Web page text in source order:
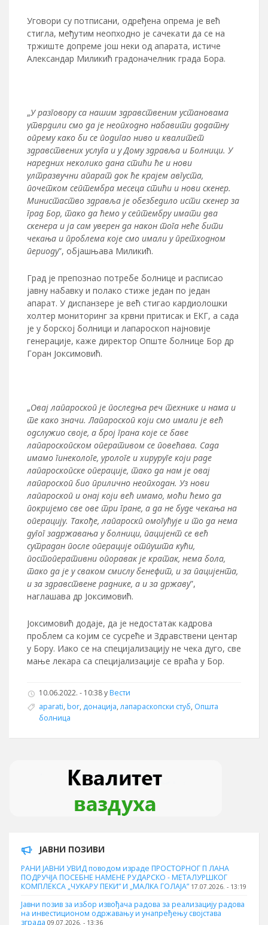
Уговори су потписани, одређена опрема је већ
стигла, међутим неопходно је сачекати да се на
тржиште допреме још неки од апарата, истиче
Александар Миликић градоначелник града Бора.
„У разговору са нашим здравственим установама
утврдили смо да је неопходно набавити додатну
опрему како би се подигао ниво и квалитет
здравствених услуга и у Дому здравља и Болници. У
наредних неколико дана стићи ће и нови
ултразвучни апарат док ће крајем августа,
почетком септембра месеца стићи и нови скенер.
Министаство здравља је обезбедило исти скенер за
град Бор, тако да ћемо у септембру имати два
скенера и ја сам уверен да након тога неће бити
чекања и проблема које смо имали у претходном
периоду”, објашњава Миликић.
Град је препознао потребе болнице и расписао
јавну набавку и полако стиже један по један
апарат. У диспанзере је већ стигао кардиолошки
холтер мониторинг за крвни притисак и ЕКГ, а сада
је у борској болници и лапароскоп најновије
генерације, каже директор Опште болнице Бор др
Горан Јоксимовић.
„Овај лапароскоп је последња реч технике и нама и
те како значи. Лапароскоп који смо имали је већ
одслужио своје, а број грана које се баве
лапароскопском оперативом се повећава. Сада
имамо гинекологе, урологе и хируруге који раде
лапароскопске операције, тако да нам је овај
лапароскоп био прилично неопходан. Уз нови
лапароскоп и онај који већ имамо, моћи ћемо да
покријемо све ове три гране, а да не буде чекања на
операцију. Такође, лапароскп омогућује и то да нема
дугог задржавања у болници, пацијент се већ
сутрадан после операције отпушта кући,
постоперативни опоравак је кратак, нема бола,
тако да је у сваком смислу бенефит, и за пацијента,
и за здравствене раднике, а и за државу”,
наглашава др Јоксимовић.
Јоксимовић додаје, да је недостатак кадрова
проблем са којим се сусреће и Здравствени центар
у Бору. Иако се на специјализацију не чека дуго, све
мање лекара са специјализације се враћа у Бор.
10.06.2022. - 10:38 уВести
aparati,bor, донација,лапараскопски стуб, Општа
болница
ЈАВНИ ПОЗИВИ
РАНИ ЈАВНИ УВИД поводом израде ПРОСТОРНОГ П ЛАНА
ПОДРУЧЈА ПОСЕБНЕ НАМЕНЕ РУДАРСКО - МЕТАЛУРШКОГ
КОМПЛЕКСА „ЧУКАРУ ПЕКИ” И „МАЛКА ГОЛАЈА” 17.07.2026. - 13:19
Јавни позив за избор извођача радова за реализацију радова
на инвестиционом одржавању и унапређењу својстава
зграда 09.07.2026. - 13:36